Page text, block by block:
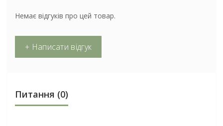
Немає відгуків про цей товар.
+ Написати відгук
Питання (0)